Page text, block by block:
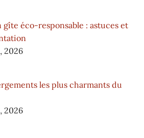
gîte éco-responsable : astuces et
2026
les plus charmants du
2026